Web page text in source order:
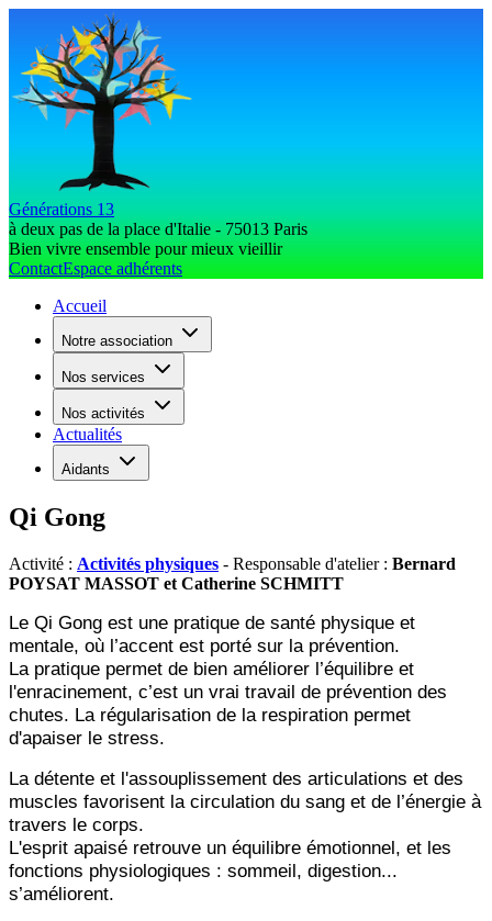
Générations 13
à deux pas de la place d'Italie - 75013 Paris
Bien vivre ensemble pour mieux vieillir
ContactEspace adhérents
Accueil
Notre association
Nos services
Nos activités
Actualités
Aidants
Qi Gong
Activité : Activités physiques - Responsable d'atelier : Bernard
POYSAT MASSOT et Catherine SCHMITT
Le Qi Gong est une pratique de santé physique et
mentale, où l’accent est porté sur la prévention.
La pratique permet de bien améliorer l’équilibre et
l'enracinement, c’est un vrai travail de prévention des
chutes. La régularisation de la respiration permet
d'apaiser le stress.
La détente et l'assouplissement des articulations et des
muscles favorisent la circulation du sang et de l’énergie à
travers le corps.
L'esprit apaisé retrouve un équilibre émotionnel, et les
fonctions physiologiques : sommeil, digestion...
s’améliorent.